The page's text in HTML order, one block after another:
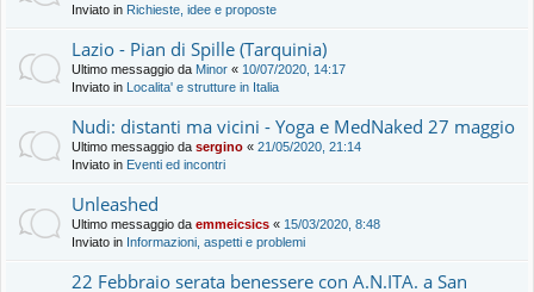
Inviato in Richieste, idee e proposte
Lazio - Pian di Spille (Tarquinia)
Ultimo messaggio da Minor « 10/07/2020, 14:17
Inviato in Localita' e strutture in Italia
Nudi: distanti ma vicini - Yoga e MedNaked 27 maggio
Ultimo messaggio da sergino « 21/05/2020, 21:14
Inviato in Eventi ed incontri
Unleashed
Ultimo messaggio da emmeicsics « 15/03/2020, 8:48
Inviato in Informazioni, aspetti e problemi
22 Febbraio serata benessere con A.N.ITA. a San